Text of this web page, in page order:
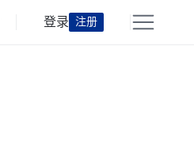
登录 注册